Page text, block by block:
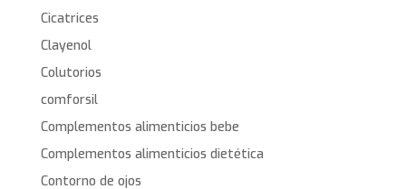
Cicatrices
Clayenol
Colutorios
comforsil
Complementos alimenticios bebe
Complementos alimenticios dietética
Contorno de ojos